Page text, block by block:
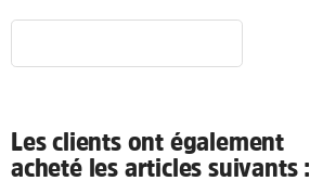
Les clients ont également
acheté les articles suivants :